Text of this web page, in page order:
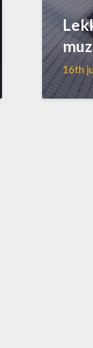
16th